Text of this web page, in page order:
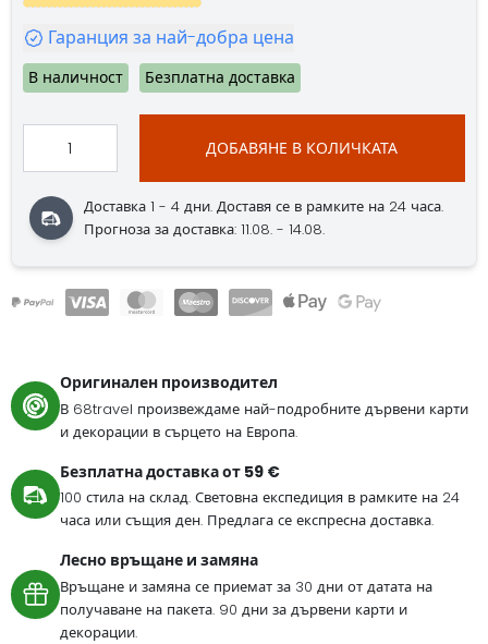
Гаранция за най-добра цена
В наличност Безплатна доставка
ДОБАВЯНЕ В КОЛИЧКАТА
Доставка 1 - 4 дни. Доставя се в рамките на 24 часа.
Прогноза за доставка: 11.08. - 14.08.
Оригинален производител
В 68travel произвеждаме най-подробните дървени карти
и декорации в сърцето на Европа.
Безплатна доставка от 59 €
100 стила на склад. Световна експедиция в рамките на 24
часа или същия ден. Предлага се експресна доставка.
Лесно връщане и замяна
Връщане и замяна се приемат за 30 дни от датата на
получаване на пакета. 90 дни за дървени карти и
декорации.